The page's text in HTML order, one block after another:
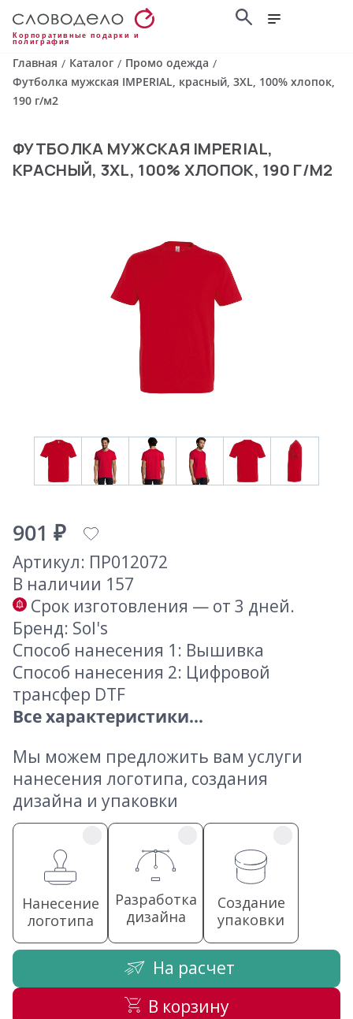
Корпоративные подарки и
полиграфия
Главная / Каталог / Промо одежда /
Футболка мужская IMPERIAL, красный, 3XL, 100% хлопок,
190 г/м2
ФУТБОЛКА МУЖСКАЯ IMPERIAL,
КРАСНЫЙ, 3XL, 100% ХЛОПОК, 190 Г/М2
901 ₽
Артикул: ПР012072
В наличии 157
Срок изготовления — от 3 дней.
Бренд: Sol's
Способ нанесения 1: Вышивка
Способ нанесения 2: Цифровой
трансфер DTF
Все характеристики...
Мы можем предложить вам услуги
нанесения логотипа, создания
дизайна и упаковки
Нанесение
логотипа
Разработка
дизайна
Создание
упаковки
На расчет
В корзину